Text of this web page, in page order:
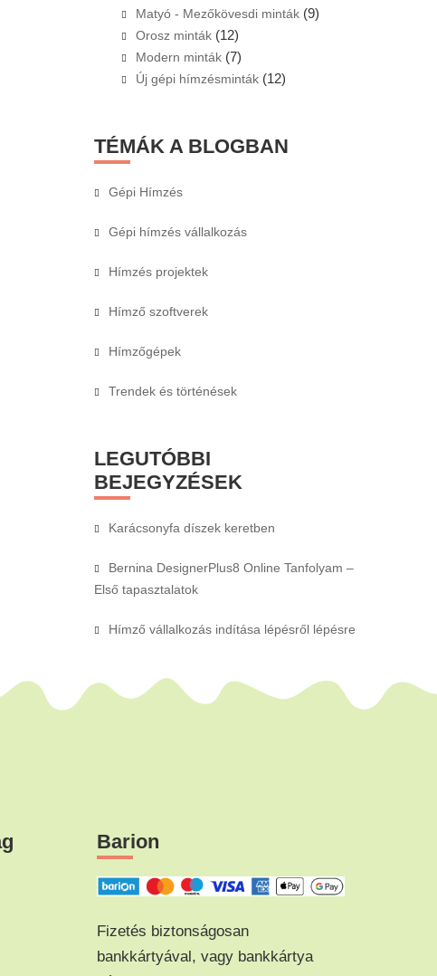
Matyó - Mezőkövesdi minták (9)
Orosz minták (12)
Modern minták (7)
Új gépi hímzésminták (12)
TÉMÁK A BLOGBAN
Gépi Hímzés
Gépi hímzés vállalkozás
Hímzés projektek
Hímző szoftverek
Hímzőgépek
Trendek és történések
LEGUTÓBBI
BEJEGYZÉSEK
Karácsonyfa díszek keretben
Bernina DesignerPlus8 Online Tanfolyam –
Első tapasztalatok
Hímző vállalkozás indítása lépésről lépésre
Barion
Fizetés biztonságosan
bankkártyával, vagy bankkártya